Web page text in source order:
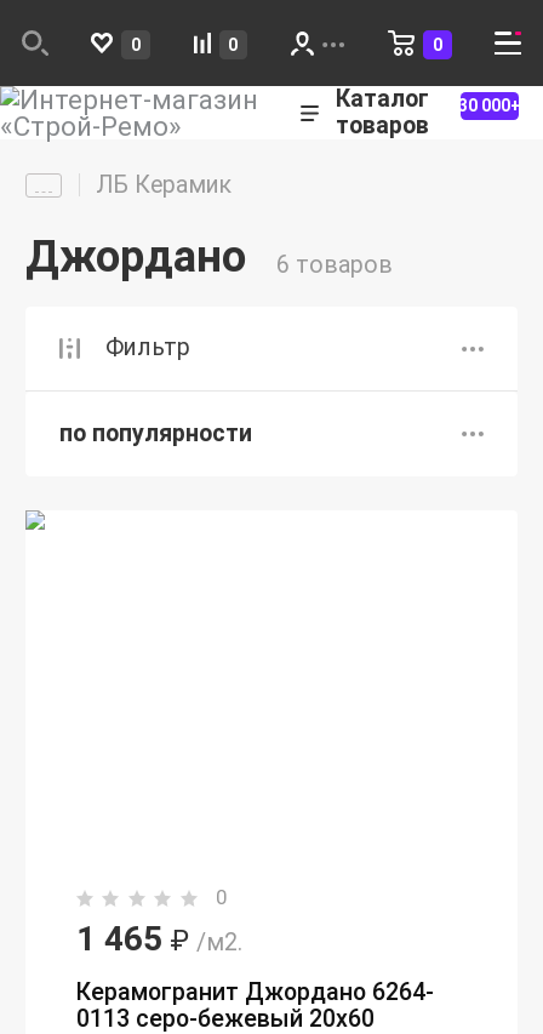
0 0 0
Каталог
товаров
30 000+
ЛБ Керамик
Джордано 6 товаров
Фильтр
по популярности
0
1 465 ₽ /м2.
Керамогранит Джордано 6264-
0113 серо-бежевый 20x60